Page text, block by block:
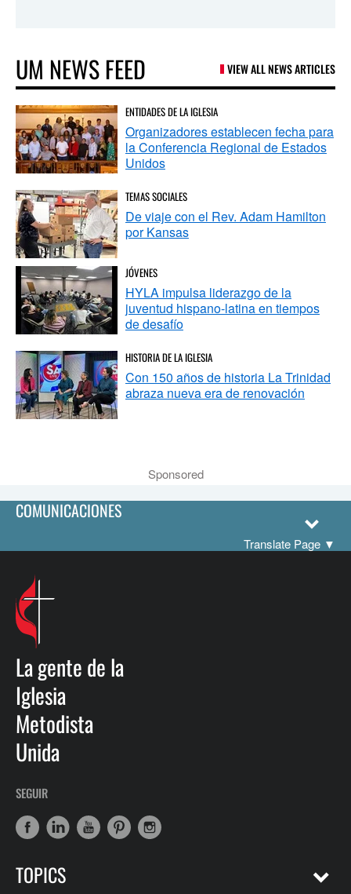
UM NEWS FEED VIEW ALL NEWS ARTICLES
ENTIDADES DE LA IGLESIA
Organizadores establecen fecha para
la Conferencia Regional de Estados
Unidos
TEMAS SOCIALES
De viaje con el Rev. Adam Hamilton
por Kansas
JÓVENES
HYLA impulsa liderazgo de la
juventud hispano-latina en tiempos
de desafío
HISTORIA DE LA IGLESIA
Con 150 años de historia La Trinidad
abraza nueva era de renovación
Sponsored
COMUNICACIONES
Translate Page ▼
La gente de la
Iglesia
Metodista
Unida
SEGUIR
TOPICS